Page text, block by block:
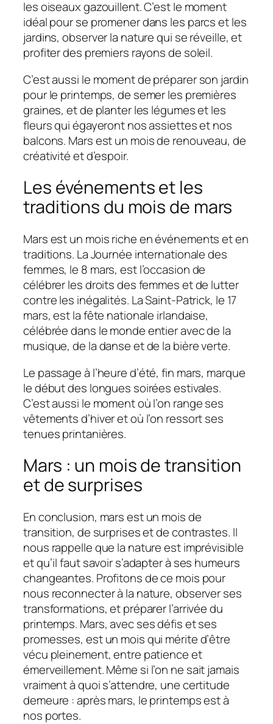
les oiseaux gazouillent. C’est le moment
idéal pour se promener dans les parcs et les
jardins, observer la nature qui se réveille, et
profiter des premiers rayons de soleil.
C’est aussi le moment de préparer son jardin
pour le printemps, de semer les premières
graines, et de planter les légumes et les
fleurs qui égayeront nos assiettes et nos
balcons. Mars est un mois de renouveau, de
créativité et d’espoir.
Les événements et les
traditions du mois de mars
Mars est un mois riche en événements et en
traditions. La Journée internationale des
femmes, le 8 mars, est l’occasion de
célébrer les droits des femmes et de lutter
contre les inégalités. La Saint-Patrick, le 17
mars, est la fête nationale irlandaise,
célébrée dans le monde entier avec de la
musique, de la danse et de la bière verte.
Le passage à l’heure d’été, fin mars, marque
le début des longues soirées estivales.
C’est aussi le moment où l’on range ses
vêtements d’hiver et où l’on ressort ses
tenues printanières.
Mars : un mois de transition
et de surprises
En conclusion, mars est un mois de
transition, de surprises et de contrastes. Il
nous rappelle que la nature est imprévisible
et qu’il faut savoir s’adapter à ses humeurs
changeantes. Profitons de ce mois pour
nous reconnecter à la nature, observer ses
transformations, et préparer l’arrivée du
printemps. Mars, avec ses défis et ses
promesses, est un mois qui mérite d’être
vécu pleinement, entre patience et
émerveillement. Même si l’on ne sait jamais
vraiment à quoi s’attendre, une certitude
demeure : après mars, le printemps est à
nos portes.